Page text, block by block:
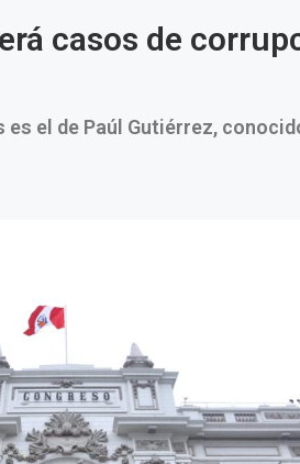
casos de
el de Paúl Gutiérrez,